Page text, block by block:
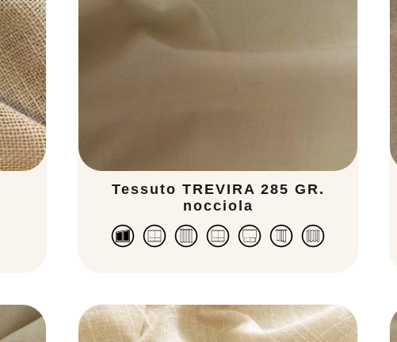
Tessuto TREVIRA 285 GR.
nocciola